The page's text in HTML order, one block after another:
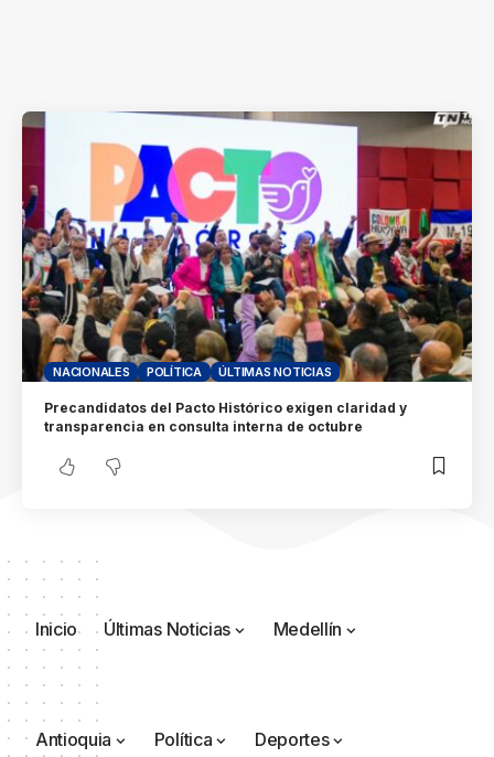
NACIONALES POLÍTICA ÚLTIMAS NOTICIAS
Precandidatos del Pacto Histórico exigen claridad y
transparencia en consulta interna de octubre
Inicio Últimas Noticias Medellín
Antioquia Política Deportes